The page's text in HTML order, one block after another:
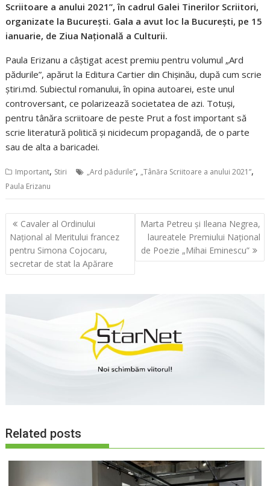
Scriitoare a anului 2021”, în cadrul Galei Tinerilor Scriitori,
organizate la București. Gala a avut loc la București, pe 15
ianuarie, de Ziua Națională a Culturii.
Paula Erizanu a câștigat acest premiu pentru volumul „Ard
pădurile”, apărut la Editura Cartier din Chișinău, după cum scrie
știri.md. Subiectul romanului, în opina autoarei, este unul
controversant, ce polarizează societatea de azi. Totuși,
pentru tânăra scriitoare de peste Prut a fost important să
scrie literatură politică și nicidecum propagandă, de o parte
sau de alta a baricadei.
Important, Stiri „Ard pădurile”, „Tânăra Scriitoare a anului 2021”,
Paula Erizanu
Navigare
în
articole
Cavaler al Ordinului
Naţional al Meritului francez
pentru Simona Cojocaru,
secretar de stat la Apărare
Marta Petreu și Ileana Negrea,
laureatele Premiului Național
de Poezie „Mihai Eminescu”
Related posts